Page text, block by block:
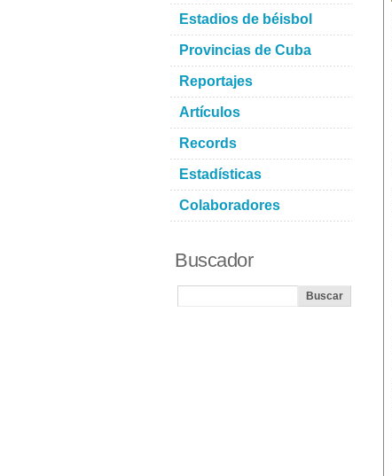
Estadios de béisbol
Provincias de Cuba
Reportajes
Artículos
Records
Estadísticas
Colaboradores
Buscador